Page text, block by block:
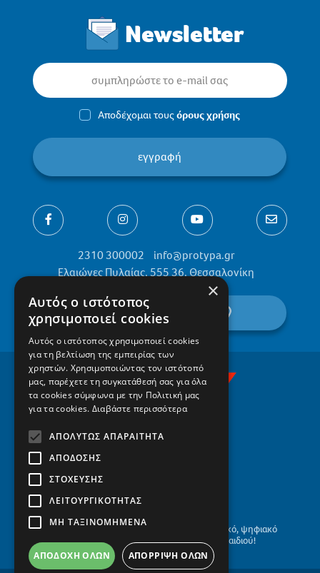
Newsletter
Αποδέχομαι τουςόρους χρήσης
εγγραφή
2310 300002
info@protypa.gr
Ελαιώνες Πυλαίας, 555 36, Θεσσαλονίκη
βρείτε μας στον χάρτη
Το οικογενειακό, αειφόρο, σύγχρονο, βιωματικό, ψηφιακό
σχολείο, με το βλέμμα στο μέλλον του παιδιού!
×
Αυτός ο ιστότοπος
χρησιμοποιεί cookies
Αυτός ο ιστότοπος χρησιμοποιεί cookies
για τη βελτίωση της εμπειρίας των
χρηστών. Χρησιμοποιώντας τον ιστότοπό
μας, παρέχετε τη συγκατάθεσή σας για όλα
τα cookies σύμφωνα με την Πολιτική μας
για τα cookies. Διαβάστε περισσότερα
ΑΠΟΛΎΤΩΣ ΑΠΑΡΑΊΤΗΤΑ
ΑΠΌΔΟΣΗΣ
ΣΤΌΧΕΥΣΗΣ
ΛΕΙΤΟΥΡΓΙΚΌΤΗΤΑΣ
ΜΗ ΤΑΞΙΝΟΜΗΜΈΝΑ
ΑΠΟΔΟΧΉ ΌΛΩΝ ΑΠΌΡΡΙΨΗ ΌΛΩΝ